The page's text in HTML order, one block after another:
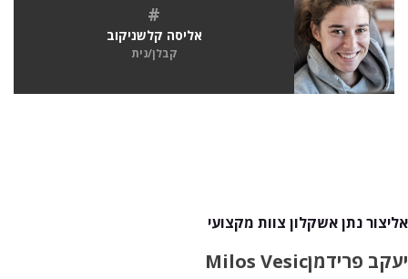
#
אליסה קלשניקוב
קבלן/נית
אליצור נתן אשקלון צוות מקצועי
יעקב פרידמןMilos Vesic